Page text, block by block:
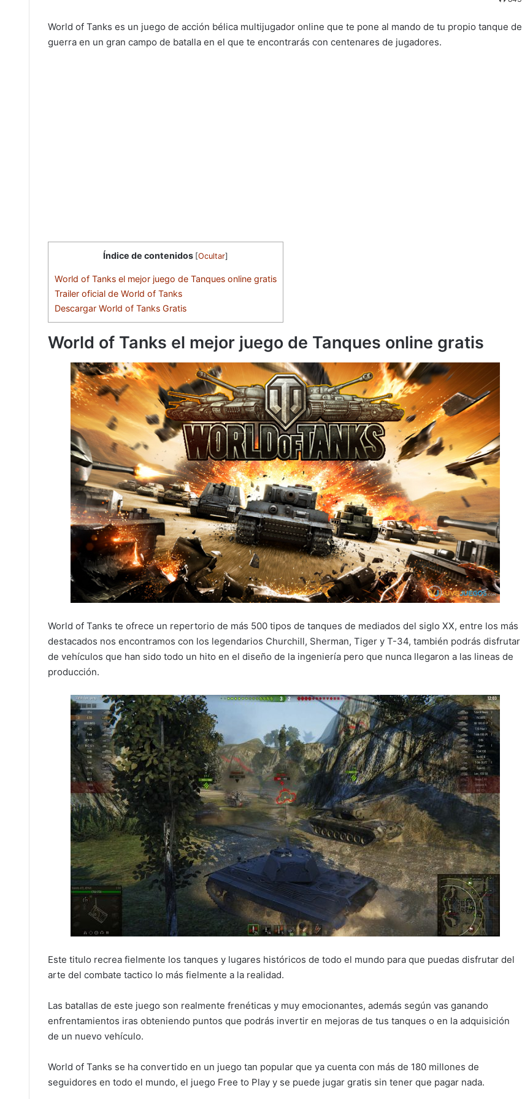
World of Tanks es un juego de acción bélica multijugador online que te pone al mando de tu propio tanque de
guerra en un gran campo de batalla en el que te encontrarás con centenares de jugadores.
Índice de contenidos [Ocultar]
World of Tanks el mejor juego de Tanques online gratis
Trailer oficial de World of Tanks
Descargar World of Tanks Gratis
World of Tanks el mejor juego de Tanques online gratis
World of Tanks te ofrece un repertorio de más 500 tipos de tanques de mediados del siglo XX, entre los más
destacados nos encontramos con los legendarios Churchill, Sherman, Tiger y T-34, también podrás disfrutar
de vehículos que han sido todo un hito en el diseño de la ingeniería pero que nunca llegaron a las lineas de
producción.
Este titulo recrea fielmente los tanques y lugares históricos de todo el mundo para que puedas disfrutar del
arte del combate tactico lo más fielmente a la realidad.
Las batallas de este juego son realmente frenéticas y muy emocionantes, además según vas ganando
enfrentamientos iras obteniendo puntos que podrás invertir en mejoras de tus tanques o en la adquisición
de un nuevo vehículo.
World of Tanks se ha convertido en un juego tan popular que ya cuenta con más de 180 millones de
seguidores en todo el mundo, el juego Free to Play y se puede jugar gratis sin tener que pagar nada.